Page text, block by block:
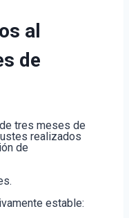
al
de
tres meses de
realizados
de
estable: